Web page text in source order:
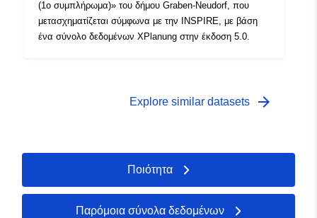
(1ο συμπλήρωμα)» του δήμου Graben-Neudorf, που
μετασχηματίζεται σύμφωνα με την INSPIRE, με βάση
ένα σύνολο δεδομένων XPlanung στην έκδοση 5.0.
Explore similar datasets arrow_forward
Ποιότητα
Παρόμοια σύνολα δεδομένων